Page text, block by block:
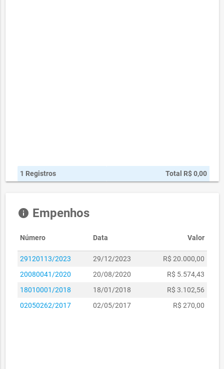
1 Registros Total R$ 0,00
info Empenhos
Número Data Valor
29120113/2023 29/12/2023
R$ 20.000,00
20080041/2020
20/08/2020
R$ 5.574,43
18010001/2018
18/01/2018
R$ 3.102,56
02050262/2017
02/05/2017 R$ 270,00